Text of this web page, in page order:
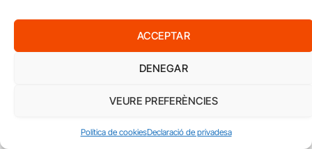
ACCEPTAR
DENEGAR
VEURE PREFERÈNCIES
Política de cookiesDeclaració de privadesa
N’estem molt convençuts des del Fòrum Europeu,
també des del CJE, i és una proposta que parteix de
es va aprovar fa uns anys el vot a partir dels 16 i, de
Àustria porten uns quants anys també. Aquest últims